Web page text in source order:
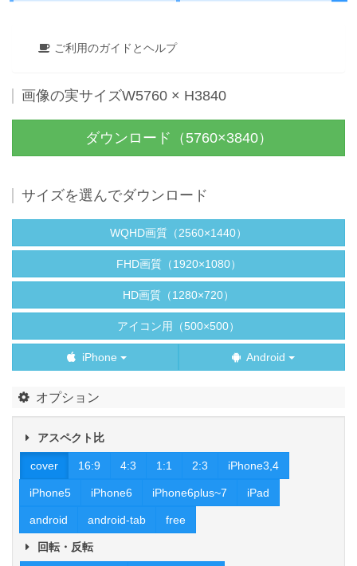
ご利用のガイドとヘルプ
画像の実サイズW5760 × H3840
ダウンロード（5760×3840）
サイズを選んでダウンロード
WQHD画質（2560×1440）
FHD画質（1920×1080）
HD画質（1280×720）
アイコン用（500×500）
iPhone Android
オプション
アスペクト比
cover 16:9 4:3 1:1 2:3 iPhone3,4
iPhone5 iPhone6 iPhone6plus~7 iPad
android android-tab free
回転・反転